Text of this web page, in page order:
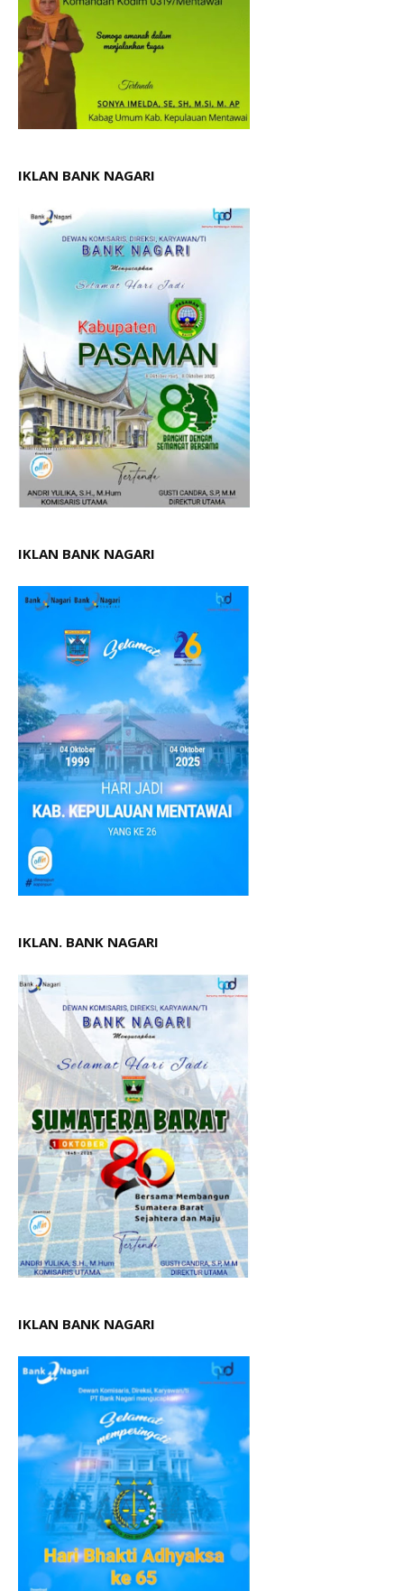
IKLAN BANK NAGARI
IKLAN BANK NAGARI
IKLAN. BANK NAGARI
IKLAN BANK NAGARI